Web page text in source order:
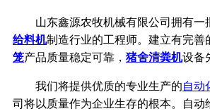
山东鑫源农牧机械有限公司拥有一
给料机制造行业的工程师。建立有完善
笼产品质量稳定可靠， 猪舍清粪机设备
我们将提供优质的专业生产的自动
司将以质量作为企业生存的根本。自动